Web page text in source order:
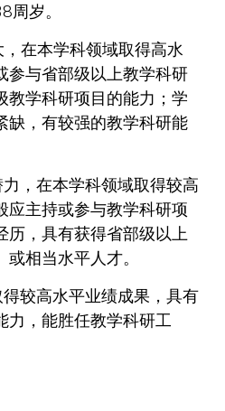
岁。
在本学科领域取得高水
参与省部级以上教学科研
教学科研项目的能力；学
缺，有较强的教学科研能
，在本学科领域取得较高
应主持或参与教学科研项
历，具有获得省部级以上
相当水平人才。
较高水平业绩成果，具有
力，能胜任教学科研工